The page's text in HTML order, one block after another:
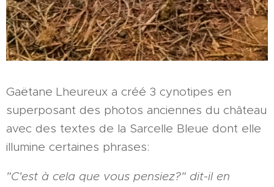
Gaëtane Lheureux a créé 3 cynotipes en
superposant des photos anciennes du château
avec des textes de la Sarcelle Bleue dont elle
illumine certaines phrases:
"C'est à cela que vous pensiez?" dit-il en